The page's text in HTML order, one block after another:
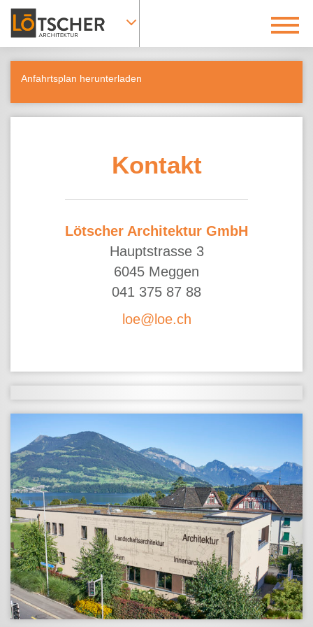
Kontakt
Lötscher Architektur GmbH
Hauptstrasse 3
6045 Meggen
041 375 87 88
loe@loe.ch
Anfahrtsplan herunterladen